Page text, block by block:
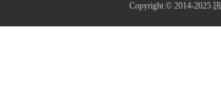
Copyright © 2014-2025